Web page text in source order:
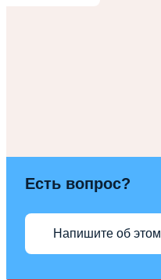
Есть вопрос?
Напишите об этом